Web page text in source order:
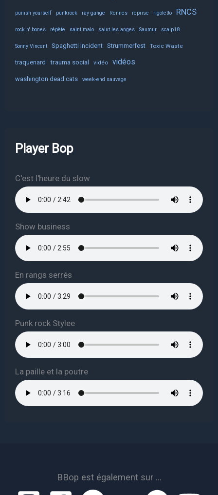
punish yourself punkrock ray gange Rennes reprise rigoletto RNCS
rock n' bones répète saint malo salut les anges Saumur scalp18
Sonny Vincent Spaghetti Incident Strummerfest Toxic Waste
traquenard trauma social vidéo vidéos
washington dead cats week-end sauvage
Player Bop
C'est l'heure du slow
Show business
En rangs serrés
Punk rock Stylee
La paille et la poutre
BBop est également sur ...